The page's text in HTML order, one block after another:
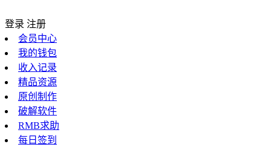
登录 注册
会员中心
我的钱包
收入记录
精品资源
原创制作
破解软件
RMB求助
每日签到